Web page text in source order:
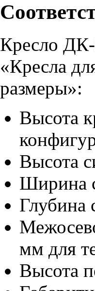
Кресло
«Кресла
размеры»:
Высота
Высота
Ширина
Глубина
мм для
Высота